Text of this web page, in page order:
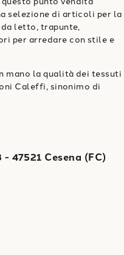
selezione di articoli per la
letto, trapunte,
per arredare con stile e
mano la qualità dei tessuti
Caleffi, sinonimo di
- 47521 Cesena (FC)